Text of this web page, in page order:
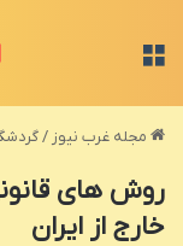
مجله غرب نیوز /
روش های
خارج از ایران